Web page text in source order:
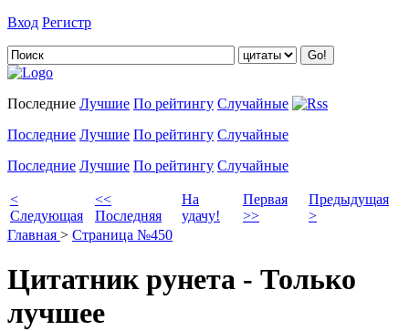
Вход Регистр
Последние Лучшие По рейтингу Случайные
Последние Лучшие По рейтингу Случайные
Последние Лучшие По рейтингу Случайные
<
Следующая
<<
Последняя
На
удачу!
Первая
>>
Предыдущая
>
Главная > Страница №450
Цитатник рунета - Только
лучшее